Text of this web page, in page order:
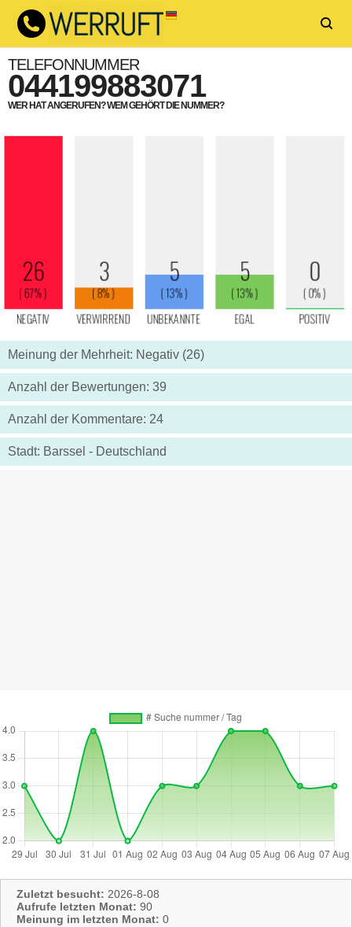
TELEFONNUMMER
044199883071
WER HAT ANGERUFEN? WEM GEHÖRT DIE NUMMER?
Meinung der Mehrheit: Negativ (26)
Anzahl der Bewertungen: 39
Anzahl der Kommentare: 24
Stadt: Barssel - Deutschland
Zuletzt besucht: 2026-8-08
Aufrufe letzten Monat: 90
Meinung im letzten Monat: 0